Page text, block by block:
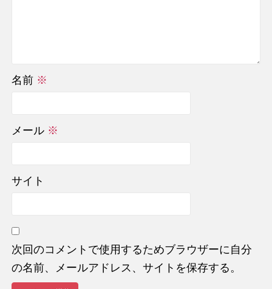
名前 ※
メール ※
サイト
次回のコメントで使用するためブラウザーに自分
の名前、メールアドレス、サイトを保存する。